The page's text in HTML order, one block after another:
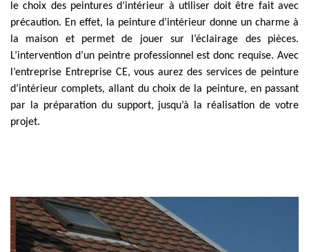
le choix des peintures d’intérieur à utiliser doit être fait avec
précaution. En effet, la peinture d’intérieur donne un charme à
la maison et permet de jouer sur l’éclairage des pièces.
L’intervention d’un peintre professionnel est donc requise. Avec
l’entreprise Entreprise CE, vous aurez des services de peinture
d’intérieur complets, allant du choix de la peinture, en passant
par la préparation du support, jusqu’à la réalisation de votre
projet.